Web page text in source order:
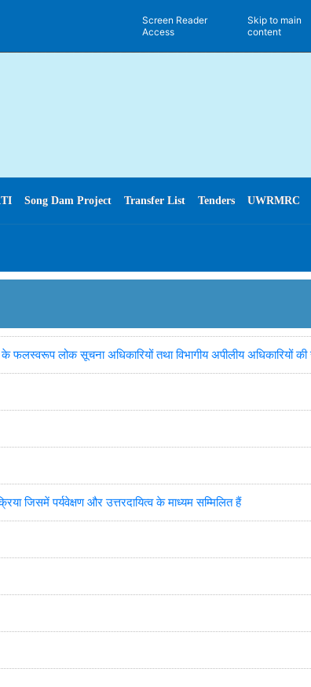
Screen Reader
Access
Skip to main
content
Song Dam Project Transfer List Tenders UWRMRC
फलस्वरूप लोक सूचना अधिकारियों तथा विभागीय अपीलीय अधिकारियों
जिसमें पर्यवेक्षण और उत्तरदायित्व के माध्यम सम्मिलित हैं